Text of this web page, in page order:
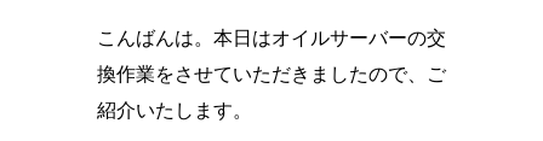
こんばんは。本日はオイルサーバーの交
換作業をさせていただきましたので、ご
紹介いたします。